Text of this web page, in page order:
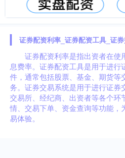
证券配资利率_证券配资工具_证
证券配资利率是指出资者在使
息费率。证券配资工具是用于进行
件，通常包括股票、基金、期货等
务。证券交易系统是用于进行证券
交易所、经纪商、出资者等各个环
情、交易下单、资金查询等功能，
易体验。